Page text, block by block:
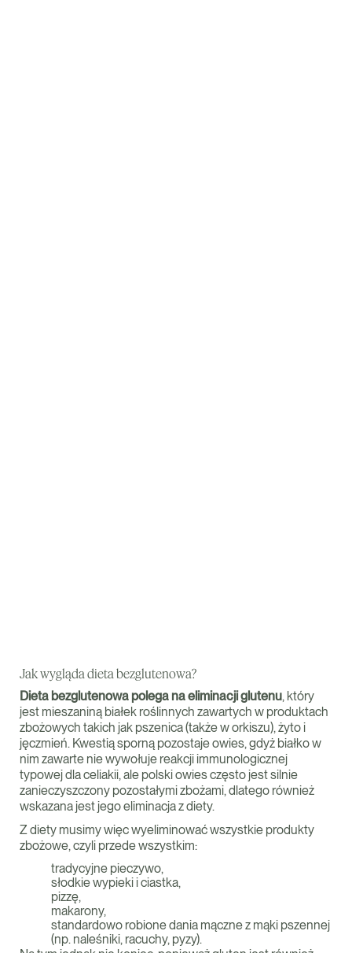
Jak wygląda dieta bezglutenowa?
Dieta bezglutenowa polega na eliminacji glutenu, który
jest mieszaniną białek roślinnych zawartych w produktach
zbożowych takich jak pszenica (także w orkiszu), żyto i
jęczmień. Kwestią sporną pozostaje owies, gdyż białko w
nim zawarte nie wywołuje reakcji immunologicznej
typowej dla celiakii, ale polski owies często jest silnie
zanieczyszczony pozostałymi zbożami, dlatego również
wskazana jest jego eliminacja z diety.
Z diety musimy więc wyeliminować wszystkie produkty
zbożowe, czyli przede wszystkim:
tradycyjne pieczywo,
słodkie wypieki i ciastka,
pizzę,
makarony,
standardowo robione dania mączne z mąki pszennej
(np. naleśniki, racuchy, pyzy).